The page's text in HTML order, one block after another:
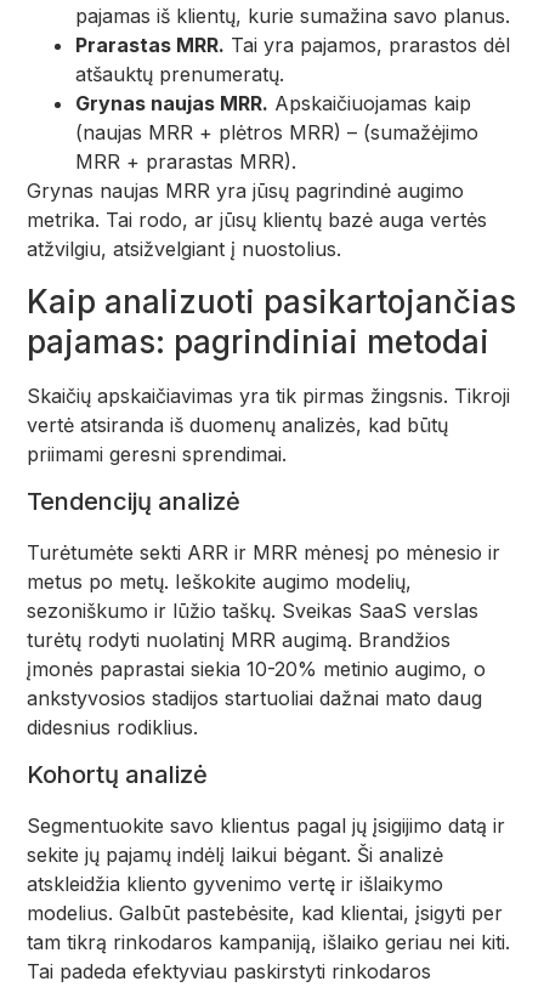
pajamas iš klientų, kurie sumažina savo planus.
Prarastas MRR. Tai yra pajamos, prarastos dėl
atšauktų prenumeratų.
Grynas naujas MRR. Apskaičiuojamas kaip
(naujas MRR + plėtros MRR) – (sumažėjimo
MRR + prarastas MRR).
Grynas naujas MRR yra jūsų pagrindinė augimo
metrika. Tai rodo, ar jūsų klientų bazė auga vertės
atžvilgiu, atsižvelgiant į nuostolius.
Kaip analizuoti pasikartojančias
pajamas: pagrindiniai metodai
Skaičių apskaičiavimas yra tik pirmas žingsnis. Tikroji
vertė atsiranda iš duomenų analizės, kad būtų
priimami geresni sprendimai.
Tendencijų analizė
Turėtumėte sekti ARR ir MRR mėnesį po mėnesio ir
metus po metų. Ieškokite augimo modelių,
sezoniškumo ir lūžio taškų. Sveikas SaaS verslas
turėtų rodyti nuolatinį MRR augimą. Brandžios
įmonės paprastai siekia 10-20% metinio augimo, o
ankstyvosios stadijos startuoliai dažnai mato daug
didesnius rodiklius.
Kohortų analizė
Segmentuokite savo klientus pagal jų įsigijimo datą ir
sekite jų pajamų indėlį laikui bėgant. Ši analizė
atskleidžia kliento gyvenimo vertę ir išlaikymo
modelius. Galbūt pastebėsite, kad klientai, įsigyti per
tam tikrą rinkodaros kampaniją, išlaiko geriau nei kiti.
Tai padeda efektyviau paskirstyti rinkodaros